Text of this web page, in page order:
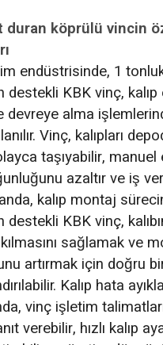
duran köprülü vincin
endüstrisinde, 1
destekli KBK vinç,
devreye alma
Vinç, kalıpları
taşıyabilir,
azaltır ve iş
kalıp montaj
destekli KBK vinç,
sağlamak ve
artırmak için doğru
Kalıp hata
vinç işletim
verebilir, hızlı kalıp